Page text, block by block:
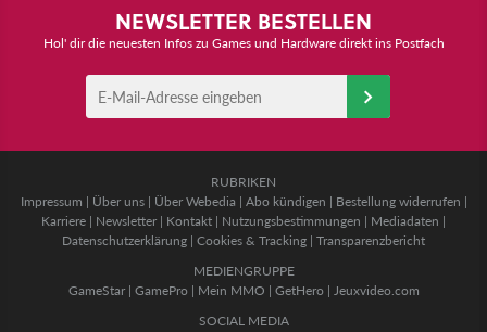
NEWSLETTER BESTELLEN
Hol' dir die neuesten Infos zu Games und Hardware direkt ins Postfach
RUBRIKEN
Impressum | Über uns| Über Webedia | Abo kündigen | Bestellung widerrufen |
Karriere | Newsletter | Kontakt | Nutzungsbestimmungen | Mediadaten |
Datenschutzerklärung | Cookies & Tracking | Transparenzbericht
MEDIENGRUPPE
GameStar| GamePro | Mein MMO | GetHero | Jeuxvideo.com
SOCIAL MEDIA